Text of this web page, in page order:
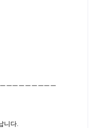
ㅡㅡㅡㅡㅡㅡㅡㅡ
니다.